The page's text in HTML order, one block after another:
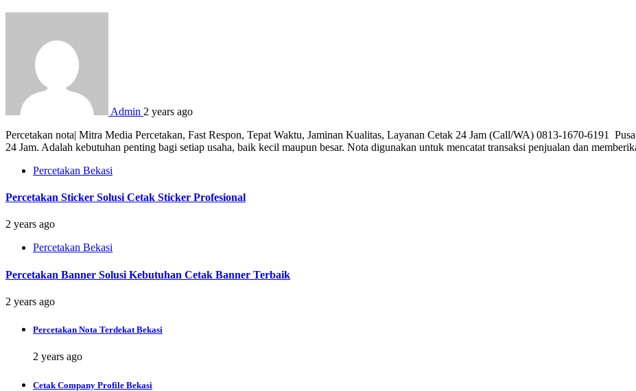
Admin 2 years ago
Percetakan nota| Mitra Media Percetakan, Fast Respon, Tepat Waktu, Jaminan Kualitas, Layanan Cetak 24 Jam (Call/WA) 0813-1670-6191
24 Jam. Adalah kebutuhan penting bagi setiap usaha, baik kecil maupun besar. Nota digunakan untuk mencatat transaksi penjualan dan
Percetakan Bekasi
Percetakan Sticker Solusi Cetak Sticker Profesional
2 years ago
Percetakan Bekasi
Percetakan Banner Solusi Kebutuhan Cetak Banner Terbaik
2 years ago
Percetakan Nota Terdekat Bekasi
2 years ago
Cetak Company Profile Bekasi